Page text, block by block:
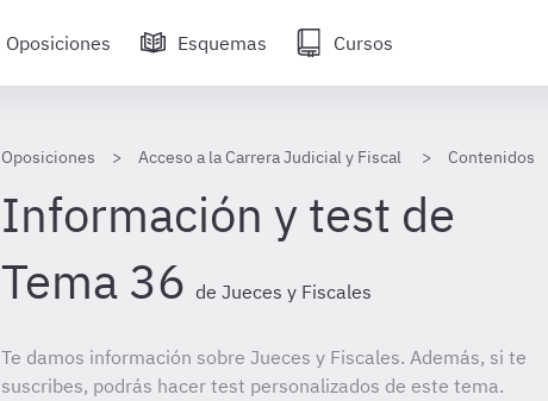
Oposiciones Esquemas Cursos
Oposiciones Acceso a la Carrera Judicial y Fiscal Contenidos
Información y test de
Tema 36 de Jueces y Fiscales
Te damos información sobre Jueces y Fiscales. Además, si te
suscribes, podrás hacer test personalizados de este tema.